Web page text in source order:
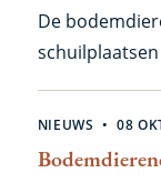
duizendpoten.
De
zich zien...
NIEUWS 08